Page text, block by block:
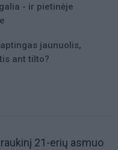
- ir pietinėje
jaunuolis,
ant tilto?
21-erių asmuo